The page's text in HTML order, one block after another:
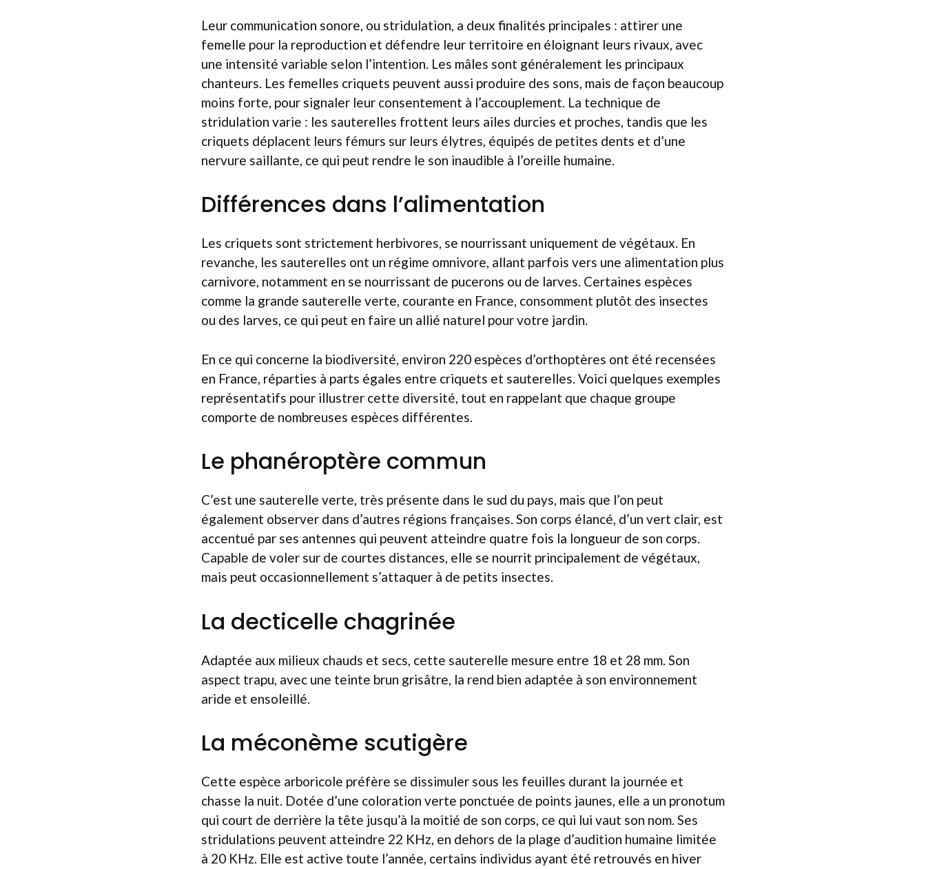
Leur communication sonore, ou stridulation, a deux finalités principales : attirer une
femelle pour la reproduction et défendre leur territoire en éloignant leurs rivaux, avec
une intensité variable selon l’intention. Les mâles sont généralement les principaux
chanteurs. Les femelles criquets peuvent aussi produire des sons, mais de façon beaucoup
moins forte, pour signaler leur consentement à l’accouplement. La technique de
stridulation varie : les sauterelles frottent leurs ailes durcies et proches, tandis que les
criquets déplacent leurs fémurs sur leurs élytres, équipés de petites dents et d’une
nervure saillante, ce qui peut rendre le son inaudible à l’oreille humaine.
Différences dans l’alimentation
Les criquets sont strictement herbivores, se nourrissant uniquement de végétaux. En
revanche, les sauterelles ont un régime omnivore, allant parfois vers une alimentation plus
carnivore, notamment en se nourrissant de pucerons ou de larves. Certaines espèces
comme la grande sauterelle verte, courante en France, consomment plutôt des insectes
ou des larves, ce qui peut en faire un allié naturel pour votre jardin.
En ce qui concerne la biodiversité, environ 220 espèces d’orthoptères ont été recensées
en France, réparties à parts égales entre criquets et sauterelles. Voici quelques exemples
représentatifs pour illustrer cette diversité, tout en rappelant que chaque groupe
comporte de nombreuses espèces différentes.
Le phanéroptère commun
C’est une sauterelle verte, très présente dans le sud du pays, mais que l’on peut
également observer dans d’autres régions françaises. Son corps élancé, d’un vert clair, est
accentué par ses antennes qui peuvent atteindre quatre fois la longueur de son corps.
Capable de voler sur de courtes distances, elle se nourrit principalement de végétaux,
mais peut occasionnellement s’attaquer à de petits insectes.
La decticelle chagrinée
Adaptée aux milieux chauds et secs, cette sauterelle mesure entre 18 et 28 mm. Son
aspect trapu, avec une teinte brun grisâtre, la rend bien adaptée à son environnement
aride et ensoleillé.
La méconème scutigère
Cette espèce arboricole préfère se dissimuler sous les feuilles durant la journée et
chasse la nuit. Dotée d’une coloration verte ponctuée de points jaunes, elle a un pronotum
qui court de derrière la tête jusqu’à la moitié de son corps, ce qui lui vaut son nom. Ses
stridulations peuvent atteindre 22 KHz, en dehors de la plage d’audition humaine limitée
à 20 KHz. Elle est active toute l’année, certains individus ayant été retrouvés en hiver